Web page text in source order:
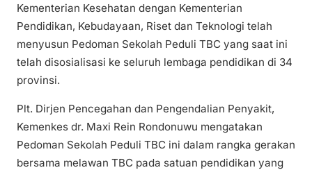
Kementerian Kesehatan dengan Kementerian
Pendidikan, Kebudayaan, Riset dan Teknologi telah
menyusun Pedoman Sekolah Peduli TBC yang saat ini
telah disosialisasi ke seluruh lembaga pendidikan di 34
provinsi.
Plt. Dirjen Pencegahan dan Pengendalian Penyakit,
Kemenkes dr. Maxi Rein Rondonuwu mengatakan
Pedoman Sekolah Peduli TBC ini dalam rangka gerakan
bersama melawan TBC pada satuan pendidikan yang